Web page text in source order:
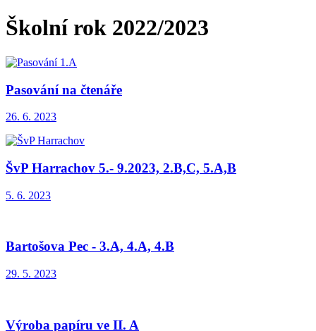
Školní rok 2022/2023
Pasování na čtenáře
26. 6. 2023
ŠvP Harrachov 5.- 9.2023, 2.B,C, 5.A,B
5. 6. 2023
Bartošova Pec - 3.A, 4.A, 4.B
29. 5. 2023
Výroba papíru ve II. A